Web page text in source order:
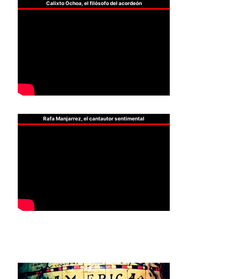
Calixto Ochoa, el filósofo del acordeón
Rafa Manjarrez, el cantautor sentimental